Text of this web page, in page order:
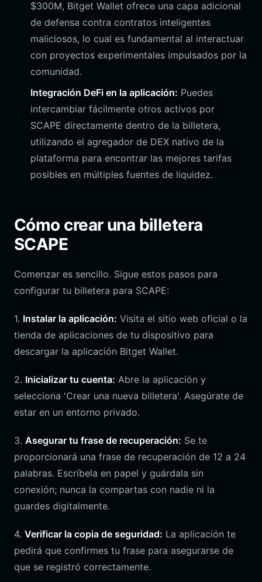
$300M, Bitget Wallet ofrece una capa adicional
de defensa contra contratos inteligentes
maliciosos, lo cual es fundamental al interactuar
con proyectos experimentales impulsados por la
comunidad.
Integración DeFi en la aplicación: Puedes
intercambiar fácilmente otros activos por
SCAPE directamente dentro de la billetera,
utilizando el agregador de DEX nativo de la
plataforma para encontrar las mejores tarifas
posibles en múltiples fuentes de liquidez.
Cómo crear una billetera
SCAPE
Comenzar es sencillo. Sigue estos pasos para
configurar tu billetera para SCAPE:
1. Instalar la aplicación: Visita el sitio web oficial o la
tienda de aplicaciones de tu dispositivo para
descargar la aplicación Bitget Wallet.
2. Inicializar tu cuenta: Abre la aplicación y
selecciona 'Crear una nueva billetera'. Asegúrate de
estar en un entorno privado.
3. Asegurar tu frase de recuperación: Se te
proporcionará una frase de recuperación de 12 a 24
palabras. Escríbela en papel y guárdala sin
conexión; nunca la compartas con nadie ni la
guardes digitalmente.
4. Verificar la copia de seguridad: La aplicación te
pedirá que confirmes tu frase para asegurarse de
que se registró correctamente.